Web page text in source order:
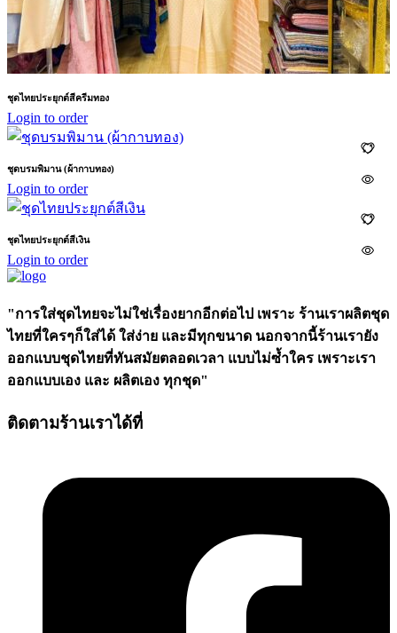
ชุดไทยประยุกต์สีครีมทอง
Login to order
ชุดบรมพิมาน (ผ้ากาบทอง)
Login to order
ชุดไทยประยุกต์สีเงิน
Login to order
"การใส่ชุดไทยจะไม่ใช่เรื่องยากอีกต่อไป เพราะ ร้านเราผลิตชุด
ไทยที่ใครๆก็ใส่ได้ ใส่ง่าย และมีทุกขนาด นอกจากนี้ร้านเรายัง
ออกแบบชุดไทยที่ทันสมัยตลอดเวลา แบบไม่ซ้ำใคร เพราะเรา
ออกแบบเอง และ ผลิตเอง ทุกชุด"
ติดตามร้านเราได้ที่